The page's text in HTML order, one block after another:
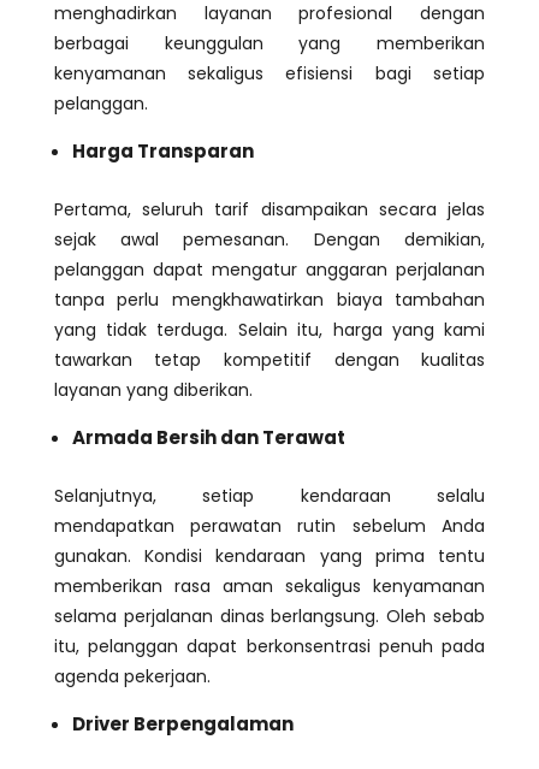
menghadirkan layanan profesional dengan
berbagai keunggulan yang memberikan
kenyamanan sekaligus efisiensi bagi setiap
pelanggan.
Harga Transparan
Pertama, seluruh tarif disampaikan secara jelas
sejak awal pemesanan. Dengan demikian,
pelanggan dapat mengatur anggaran perjalanan
tanpa perlu mengkhawatirkan biaya tambahan
yang tidak terduga. Selain itu, harga yang kami
tawarkan tetap kompetitif dengan kualitas
layanan yang diberikan.
Armada Bersih dan Terawat
Selanjutnya, setiap kendaraan selalu
mendapatkan perawatan rutin sebelum Anda
gunakan. Kondisi kendaraan yang prima tentu
memberikan rasa aman sekaligus kenyamanan
selama perjalanan dinas berlangsung. Oleh sebab
itu, pelanggan dapat berkonsentrasi penuh pada
agenda pekerjaan.
Driver Berpengalaman